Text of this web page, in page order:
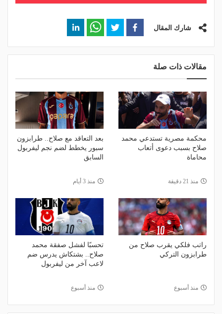
شارك المقال
مقالات ذات صلة
محكمة مصرية تستدعي محمد
صلاح بسبب دعوى أتعاب
محاماة
منذ 21 دقيقة
بعد التعاقد مع صلاح.. طرابزون
سبور يخطط لضم نجم ليفربول
السابق
منذ 3 أيام
راتب فلكي يقرب صلاح من
طرابزون التركي
منذ أسبوع
تحسبًا لفشل صفقة محمد
صلاح.. بشتكاش يدرس ضم
لاعب آخر من ليفربول
منذ أسبوع